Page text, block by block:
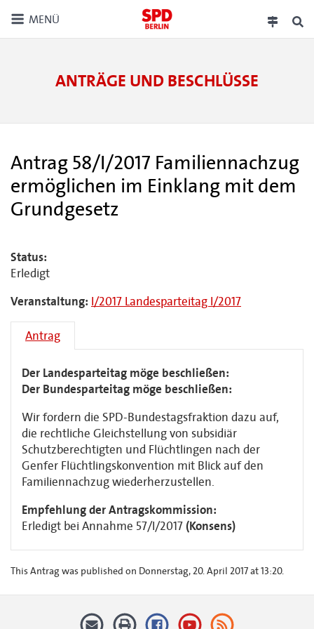
MENÜ
ANTRÄGE UND BESCHLÜSSE
Antrag 58/I/2017 Familiennachzug
ermöglichen im Einklang mit dem
Grundgesetz
Status:
Erledigt
Veranstaltung: I/2017 Landesparteitag I/2017
Antrag
Der Landesparteitag möge beschließen:
Der Bundesparteitag möge beschließen:
Wir fordern die SPD-Bundestagsfraktion dazu auf,
die rechtliche Gleichstellung von subsidiär
Schutzberechtigten und Flüchtlingen nach der
Genfer Flüchtlingskonvention mit Blick auf den
Familiennachzug wiederherzustellen.
Empfehlung der Antragskommission:
Erledigt bei Annahme 57/I/2017 (Konsens)
This Antrag was published on Donnerstag, 20. April 2017 at 13:20.